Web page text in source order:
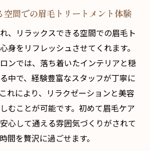
アで眉毛の形をキープ
もたらす内面の自信アップ
通いで清潔感を維持
歩1分の便利さを体感
が毎日の自信を支える
現するプロの技術を体験しよう
ッショナルの技術で理想の眉に
インの流行を取り入れた最新技術
の個性を引き立てる眉毛スタイ
空間での眉毛トリートメント体験
、リラックスできる空間での眉毛ト
身をリフレッシュさせてくれます。
ンでは、落ち着いたインテリアと穏
中で、経験豊富なスタッフが丁寧に
れにより、リラクゼーションと美容
むことが可能です。初めて眉毛ケア
心して通える雰囲気づくりがされて
間を贅沢に過ごせます。